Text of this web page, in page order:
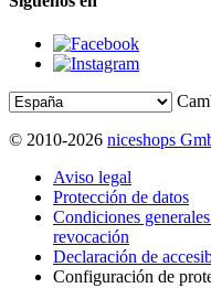
© 2010-2026 niceshops
Aviso legal
Protección de datos
Condiciones
revocación
Declaración de
Configuración de